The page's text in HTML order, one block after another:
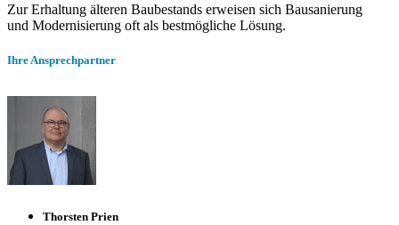
Zur Erhaltung älteren Baubestands erweisen sich Bausanierung
und Modernisierung oft als bestmögliche Lösung.
Ihre Ansprechpartner
Thorsten Prien